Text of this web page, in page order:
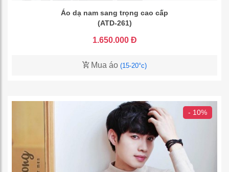
Áo dạ nam sang trọng cao cấp
(ATD-261)
1.650.000 Đ
Mua áo (15-20°c)
- 10%